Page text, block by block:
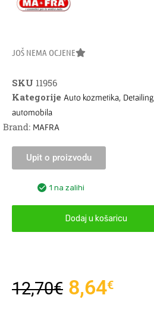
JOŠ NEMA OCJENE
SKU 11956
Kategorije Auto kozmetika, Detailing
automobila
Brand: MAFRA
Upit o proizvodu
1 na zalihi
Dodaj u košaricu
12,70€ 8,64€